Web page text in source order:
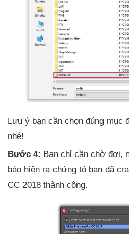
Lưu ý bạn cần chọn đúng mục
nhé!
Bước 4: Bạn chỉ cần chờ đợi,
báo hiện ra chứng tỏ bạn đã
CC 2018 thành công.